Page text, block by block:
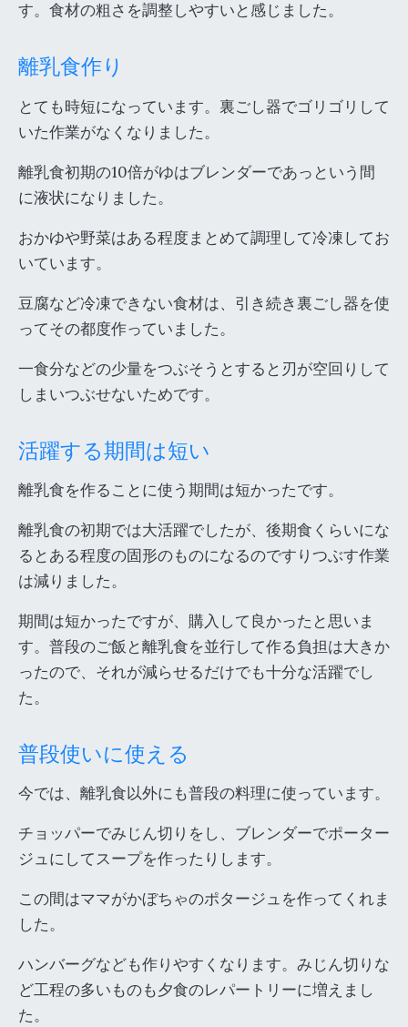
す。食材の粗さを調整しやすいと感じました。
離乳食作り
とても時短になっています。裏ごし器でゴリゴリして
いた作業がなくなりました。
離乳食初期の10倍がゆはブレンダーであっという間
に液状になりました。
おかゆや野菜はある程度まとめて調理して冷凍してお
いています。
豆腐など冷凍できない食材は、引き続き裏ごし器を使
ってその都度作っていました。
一食分などの少量をつぶそうとすると刃が空回りして
しまいつぶせないためです。
活躍する期間は短い
離乳食を作ることに使う期間は短かったです。
離乳食の初期では大活躍でしたが、後期食くらいにな
るとある程度の固形のものになるのですりつぶす作業
は減りました。
期間は短かったですが、購入して良かったと思いま
す。普段のご飯と離乳食を並行して作る負担は大きか
ったので、それが減らせるだけでも十分な活躍でし
た。
普段使いに使える
今では、離乳食以外にも普段の料理に使っています。
チョッパーでみじん切りをし、ブレンダーでポーター
ジュにしてスープを作ったりします。
この間はママがかぼちゃのポタージュを作ってくれま
した。
ハンバーグなども作りやすくなります。みじん切りな
ど工程の多いものも夕食のレパートリーに増えまし
た。